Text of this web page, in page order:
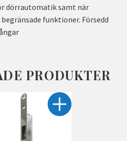
dörrautomatik samt när
funktioner. Försedd
PRODUKTER